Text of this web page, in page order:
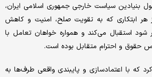
بنیادین سیاست خارجی جمهوری اسلامی ایران،
هر ابتکاری که به تقویت صلح، امنیت و کاهش
استقبال می‌کند و همواره خواهان تعامل با
حقوق و احترام متقابل بوده است.
کرد که با اعتمادسازی و پایبندی واقعی طرف‌ها به